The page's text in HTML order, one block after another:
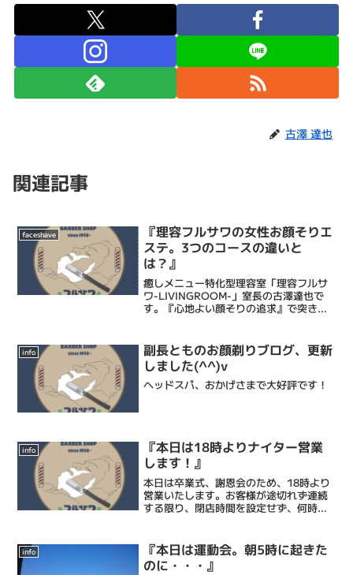
古澤 達也
関連記事
faceshave
『理容フルサワの女性お顔そりエ
ステ。3つのコースの違いと
は？』
癒しメニュー特化型理容室「理容フルサ
ワ-LIVINGROOM-」室長の古澤達也で
す。『心地よい顔そりの追求』で突き抜
なたにひとときの心地よい癒しと眠りを
もたらし、...
info
副長とものお顔剃りブログ、更新
しました(^^)v
ヘッドスパ、おかげさまで大好評です！
info
『本日は18時よりナイター営業
します！』
本日は卒業式、謝恩会のため、18時より
営業いたします。お客様が途切れず連続
する限り、閉店時間を設定せず、何時ま
埋まりましたので、19時以降のご案内に
なります。夜間には...
info
『本日は運動会。朝5時に起きた
のに・・・』